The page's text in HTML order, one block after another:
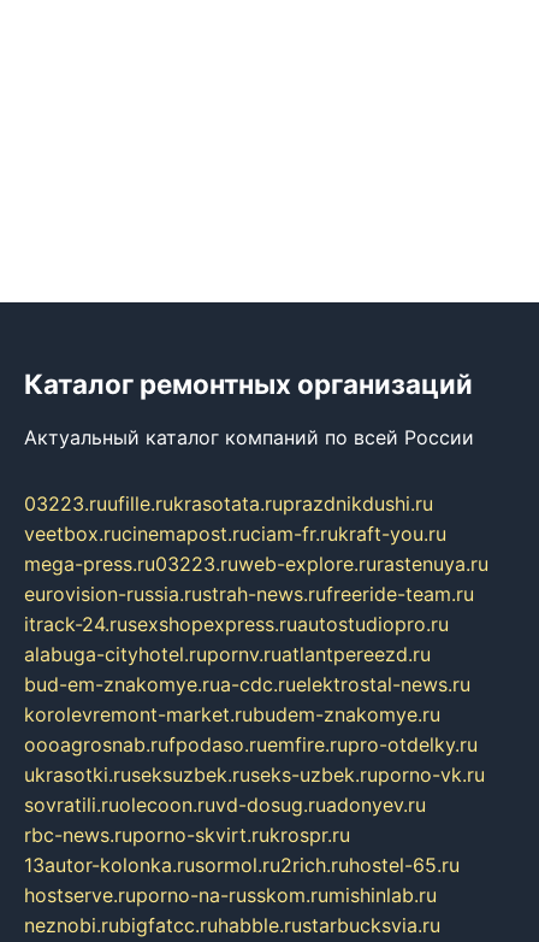
Каталог ремонтных организаций
Актуальный каталог компаний по всей России
03223.ruufille.rukrasotata.ruprazdnikdushi.ru
veetbox.rucinemapost.ruciam-fr.rukraft-you.ru
mega-press.ru03223.ruweb-explore.rurastenuya.ru
eurovision-russia.rustrah-news.rufreeride-team.ru
itrack-24.rusexshopexpress.ruautostudiopro.ru
alabuga-cityhotel.rupornv.ruatlantpereezd.ru
bud-em-znakomye.rua-cdc.ruelektrostal-news.ru
korolevremont-market.rubudem-znakomye.ru
oooagrosnab.rufpodaso.ruemfire.rupro-otdelky.ru
ukrasotki.ruseksuzbek.ruseks-uzbek.ruporno-vk.ru
sovratili.ruolecoon.ruvd-dosug.ruadonyev.ru
rbc-news.ruporno-skvirt.rukrospr.ru
13autor-kolonka.rusormol.ru2rich.ruhostel-65.ru
hostserve.ruporno-na-russkom.rumishinlab.ru
neznobi.rubigfatcc.ruhabble.rustarbucksvia.ru